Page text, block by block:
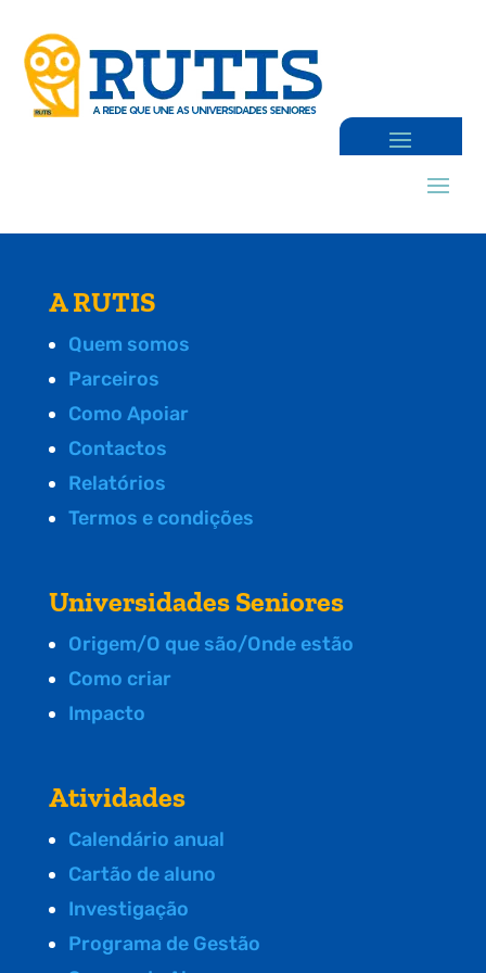
A RUTIS
Quem somos
Parceiros
Como Apoiar
Contactos
Relatórios
Termos e condições
Universidades Seniores
Origem/O que são/Onde estão
Como criar
Impacto
Atividades
Calendário anual
Cartão de aluno
Investigação
Programa de Gestão